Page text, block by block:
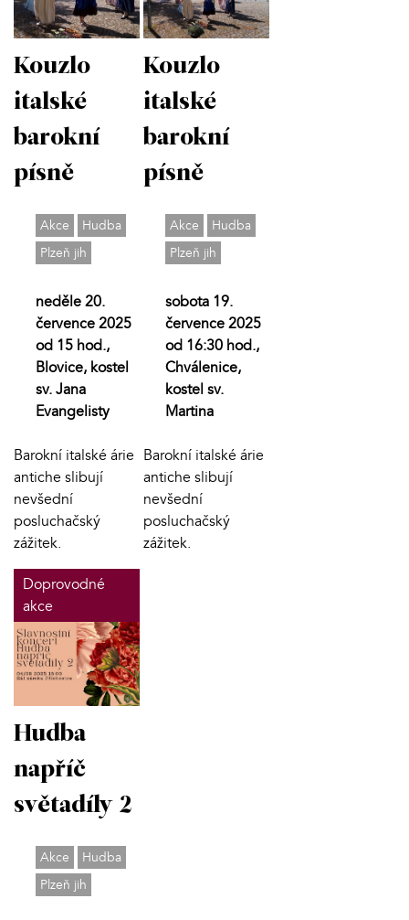
Kouzlo
italské
barokní
písně
Akce
Hudba
Plzeň jih
neděle 20.
července 2025
od 15 hod.,
Blovice, kostel
sv. Jana
Evangelisty
Barokní italské árie
antiche slibují
nevšední
posluchačský
zážitek.
Kouzlo
italské
barokní
písně
Akce
Hudba
Plzeň jih
sobota 19.
července 2025
od 16:30 hod.,
Chválenice,
kostel sv.
Martina
Barokní italské árie
antiche slibují
nevšední
posluchačský
zážitek.
Doprovodné
akce
Hudba
napříč
světadíly 2
Akce
Hudba
Plzeň jih